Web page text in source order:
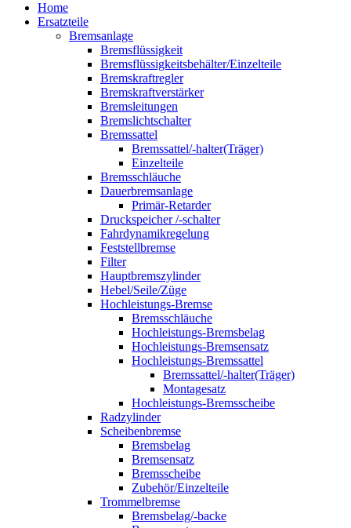
Home
Ersatzteile
Bremsanlage
Bremsflüssigkeit
Bremsflüssigkeitsbehälter/Einzelteile
Bremskraftregler
Bremskraftverstärker
Bremsleitungen
Bremslichtschalter
Bremssattel
Bremssattel/-halter(Träger)
Einzelteile
Bremsschläuche
Dauerbremsanlage
Primär-Retarder
Druckspeicher /-schalter
Fahrdynamikregelung
Feststellbremse
Filter
Hauptbremszylinder
Hebel/Seile/Züge
Hochleistungs-Bremse
Bremsschläuche
Hochleistungs-Bremsbelag
Hochleistungs-Bremsensatz
Hochleistungs-Bremssattel
Bremssattel/-halter(Träger)
Montagesatz
Hochleistungs-Bremsscheibe
Radzylinder
Scheibenbremse
Bremsbelag
Bremsensatz
Bremsscheibe
Zubehör/Einzelteile
Trommelbremse
Bremsbelag/-backe